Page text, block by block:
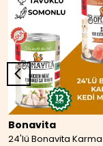
Bonavita